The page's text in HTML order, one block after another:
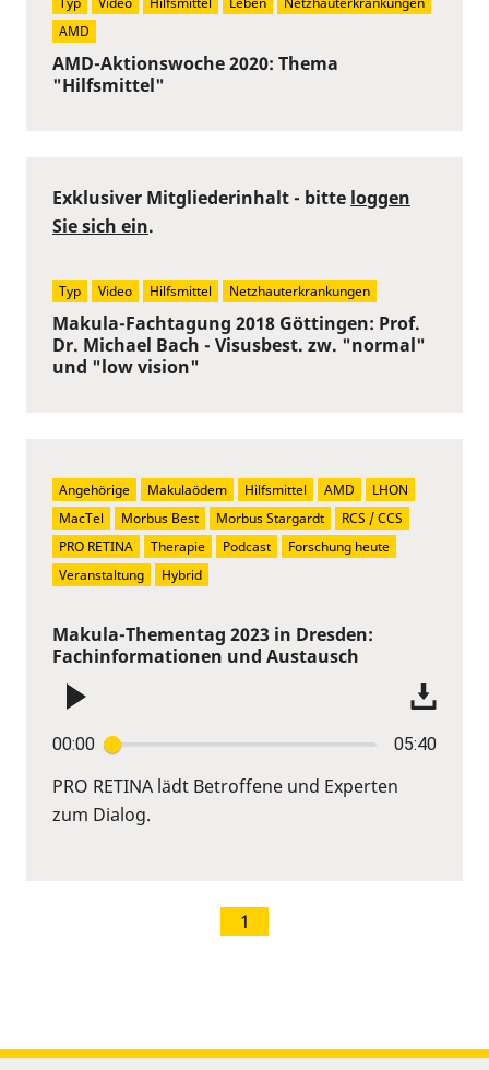
AMD-Aktionswoche 2020: Thema
"Hilfsmittel"
AMD
Makula-Fachtagung 2018 Göttingen: Prof.
Dr. Michael Bach - Visusbest. zw. "normal"
und "low vision"
Exklusiver Mitgliederinhalt - bitte loggen
Sie sich ein.
Typ Video Hilfsmittel Netzhauterkrankungen
Makula-Thementag 2023 in Dresden:
Fachinformationen und Austausch
00:00 05:40
PRO RETINA lädt Betroffene und Experten
zum Dialog.
Angehörige Makulaödem Hilfsmittel AMD
LHON
MacTel
Morbus Best Morbus Stargardt
RCS / CCS
PRO RETINA
Therapie Podcast
Forschung heute
Veranstaltung
Hybrid
1